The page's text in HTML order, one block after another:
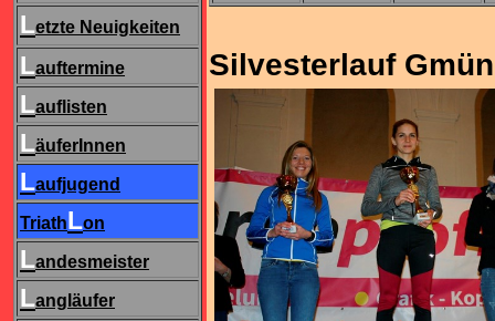
Letzte Neuigkeiten
Lauftermine
Lauflisten
LäuferInnen
Laufjugend
TriathLon
Landesmeister
Langläufer
Silvesterlauf